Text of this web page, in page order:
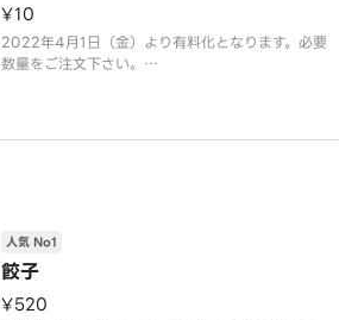
¥10
2022年4月1日（金）より有料化となります。必要
数量をご注文下さい。
餃子
人気 No1
¥520